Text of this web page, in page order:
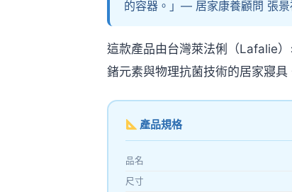
的容器。」— 居家康養顧問 張景
這款產品由台灣萊法俐（Lafalie
鍺元素與物理抗菌技術的居家寢具
產品規格
品名
尺寸